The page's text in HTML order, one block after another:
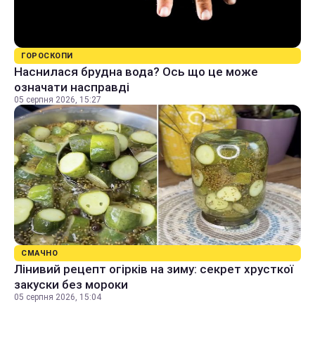
ГОРОСКОПИ
Наснилася брудна вода? Ось що це може
означати насправді
05 серпня 2026, 15:27
СМАЧНО
Лінивий рецепт огірків на зиму: секрет хрусткої
закуски без мороки
05 серпня 2026, 15:04